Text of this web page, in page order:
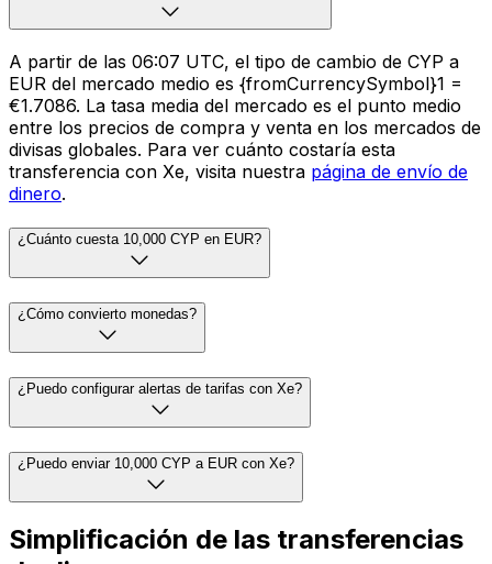
A partir de las 06:07 UTC, el tipo de cambio de CYP a
EUR del mercado medio es {fromCurrencySymbol}1 =
€1.7086. La tasa media del mercado es el punto medio
entre los precios de compra y venta en los mercados de
divisas globales. Para ver cuánto costaría esta
transferencia con Xe, visita nuestra página de envío de
dinero.
¿Cuánto cuesta 10,000 CYP en EUR?
¿Cómo convierto monedas?
¿Puedo configurar alertas de tarifas con Xe?
¿Puedo enviar 10,000 CYP a EUR con Xe?
Simplificación de las transferencias